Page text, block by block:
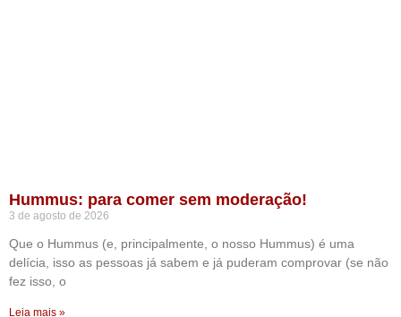
Hummus: para comer sem moderação!
3 de agosto de 2026
Que o Hummus (e, principalmente, o nosso Hummus) é uma
delícia, isso as pessoas já sabem e já puderam comprovar (se não
fez isso, o
Leia mais »